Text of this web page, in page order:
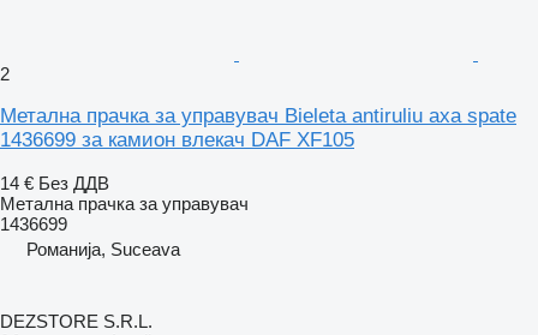
2
Метална прачка за управувач Bieleta antiruliu axa spate
1436699 за камион влекач DAF XF105
14 € Без ДДВ
Метална прачка за управувач
1436699
Романија, Suceava
DEZSTORE S.R.L.